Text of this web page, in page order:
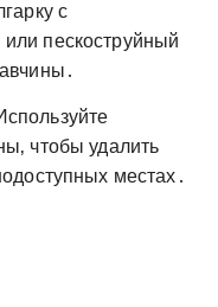
с
пескоструйный
чтобы удалить
местах․